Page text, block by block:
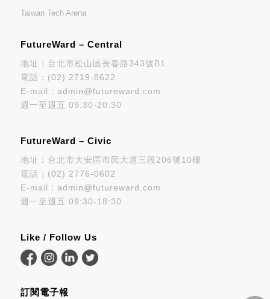
Taiwan Tech Arena
FutureWard – Central
地址：台北市松山區長春路343號B1
電話： (02) 2719-8622
E-mail： admin@futureward.com
週一至週五 09:30-20:30
FutureWard – Civic
地址：台北市大安區市民大道三段206號10樓
電話： (02) 2776-0602
E-mail： admin@futureward.com
週一至週五 09:30-18:30
Like / Follow Us
訂閱電子報